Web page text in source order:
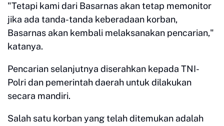
"Tetapi kami dari Basarnas akan tetap memonitor
jika ada tanda-tanda keberadaan korban,
Basarnas akan kembali melaksanakan pencarian,"
katanya.
Pencarian selanjutnya diserahkan kepada TNI-
Polri dan pemerintah daerah untuk dilakukan
secara mandiri.
Salah satu korban yang telah ditemukan adalah